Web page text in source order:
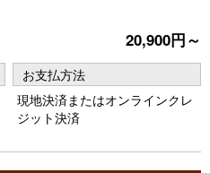
xt
20,900円～
お支払方法
現地決済またはオンラインクレ
ジット決済